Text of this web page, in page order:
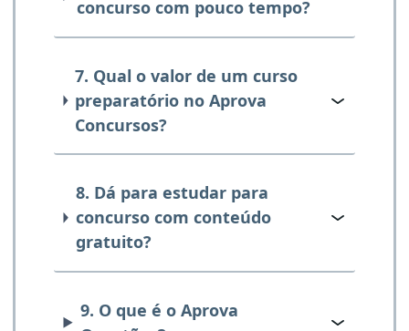
concurso com pouco tempo?
7. Qual o valor de um curso
preparatório no Aprova
Concursos?
8. Dá para estudar para
concurso com conteúdo
gratuito?
9. O que é o Aprova